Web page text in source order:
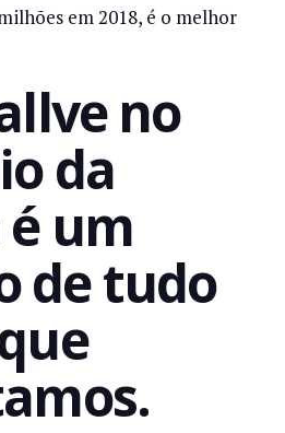
em 2018, é o melhor
no
da
um
de tudo